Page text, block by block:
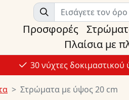
Προσφορές
Πλαίσια με
30 νύχτες δοκιμαστικού
Στρώματα με ύψος 20 cm